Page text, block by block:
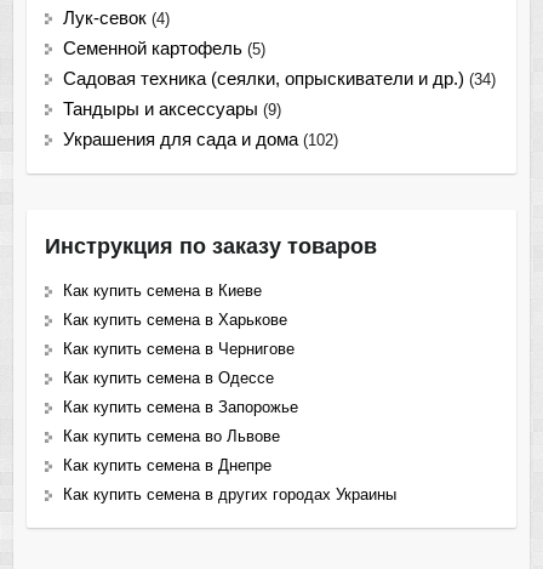
Лук-севок (4)
Семенной картофель (5)
Садовая техника (сеялки, опрыскиватели и др.) (34)
Тандыры и аксессуары (9)
Украшения для сада и дома (102)
Инструкция по заказу товаров
Как купить семена в Киеве
Как купить семена в Харькове
Как купить семена в Чернигове
Как купить семена в Одессе
Как купить семена в Запорожье
Как купить семена во Львове
Как купить семена в Днепре
Как купить семена в других городах Украины